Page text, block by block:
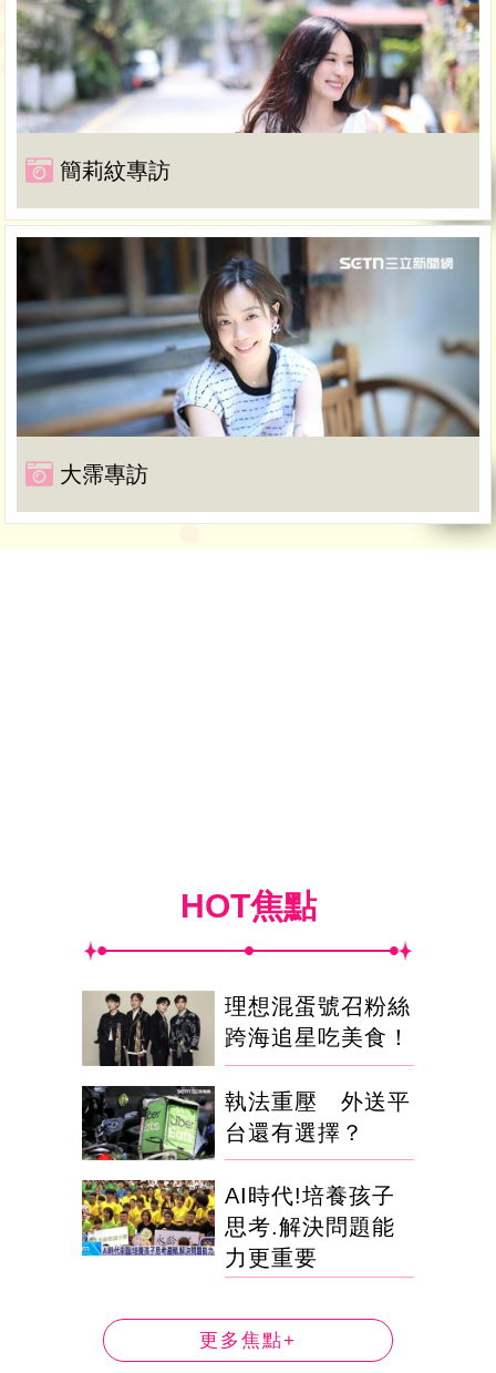
簡莉紋專訪
大霈專訪
HOT焦點
理想混蛋號召粉絲
跨海追星吃美食！
執法重壓 外送平
台還有選擇？
AI時代!培養孩子
思考.解決問題能
力更重要
更多焦點+